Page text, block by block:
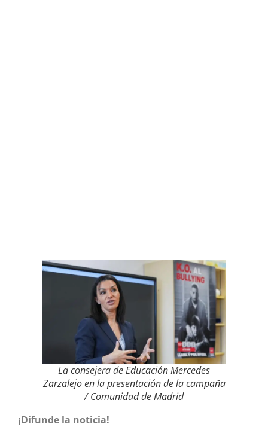
La consejera de Educación Mercedes
Zarzalejo en la presentación de la campaña
/ Comunidad de Madrid
¡Difunde la noticia!